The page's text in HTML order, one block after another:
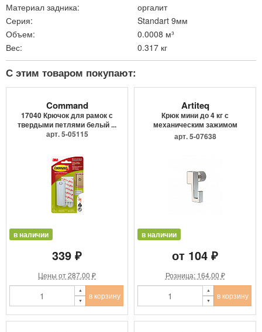
Материал задника:
оргалит
Серия:
Standart 9мм
Объем:
0.0008 м³
Вес:
0.317 кг
С этим товаром покупают:
Command
17040 Крючок для рамок с
твердыми петлями белый ...
арт. 5-05115
в наличии
339 ₽
Цены от 287.00 ₽
в корзину
Artiteq
Крюк мини до 4 кг с
механическим зажимом
9.4205
арт. 5-07638
в наличии
от 104 ₽
Розница: 164.00 ₽
в корзину